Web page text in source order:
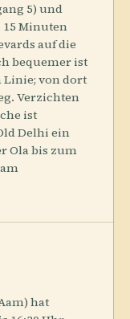
5) und
15 Minuten
auf die
bequemer ist
Linie; von dort
Verzichten
ist
Delhi ein
Ola bis zum
hat